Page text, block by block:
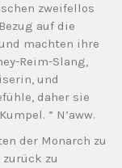
zweifellos
auf die
machten ihre
Reim-Slang,
und
daher sie
” N’aww.
der Monarch zu
zu